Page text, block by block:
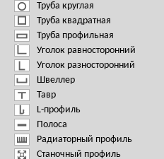
Труба круглая
Труба квадратная
Труба профильная
Уголок равносторонний
Уголок разносторонний
Швеллер
Тавр
L-профиль
Полоса
Радиаторный профиль
Станочный профиль